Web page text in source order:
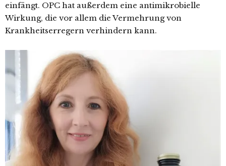
einfängt. OPC hat außerdem eine antimikrobielle
Wirkung, die vor allem die Vermehrung von
Krankheitserregern verhindern kann.